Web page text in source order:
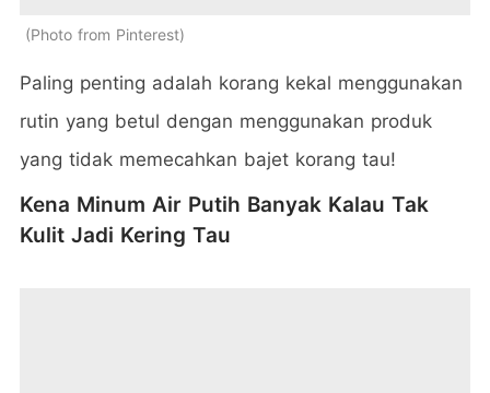
Photo from Pinterest
Paling penting adalah korang kekal menggunakan
rutin yang betul dengan menggunakan produk
yang tidak memecahkan bajet korang tau!
Kena Minum Air Putih Banyak Kalau Tak
Kulit Jadi Kering Tau